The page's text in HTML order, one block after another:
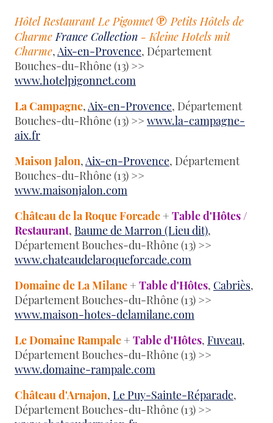
Hôtel Restaurant Le Pigonnet ℗ Petits Hôtels de
CharmeFrance Collection - Kleine Hotels mit
Charme,Aix-en-Provence, Département
Bouches-du-Rhône (13) >>
www.hotelpigonnet.com
La Campagne,Aix-en-Provence, Département
Bouches-du-Rhône (13) >> www.la-campagne-
aix.fr
Maison Jalon,Aix-en-Provence, Département
Bouches-du-Rhône (13) >>
www.maisonjalon.com
Château de la Roque Forcade + Table d'Hôtes /
Restaurant, Baume de Marron (Lieu dit),
Département Bouches-du-Rhône (13) >>
www.chateaudelaroqueforcade.com
Domaine de La Milane + Table d'Hôtes, Cabriès,
Département Bouches-du-Rhône (13) >>
www.maison-hotes-delamilane.com
Le Domaine Rampale + Table d'Hôtes, Fuveau,
Département Bouches-du-Rhône (13) >>
www.domaine-rampale.com
Château d'Arnajon, Le Puy-Sainte-Réparade,
Département Bouches-du-Rhône (13) >>